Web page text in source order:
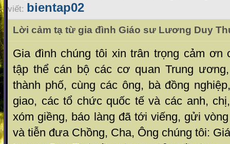
viết: bientap02
Lời cảm tạ từ gia đình Giáo sư Lương Duy
Gia đình chúng tôi xin trân trọng cảm ơn
tập thể cán bộ các cơ quan Trung
thành phố, cùng các ông, bà đồng
giao, các tổ chức quốc tế và các anh,
xóm giềng, báo làng đã tới viếng, gửi
và tiễn đưa Chồng, Cha, Ông chúng tôi: